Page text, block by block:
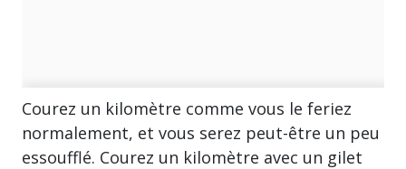
Courez un kilomètre comme vous le feriez
normalement, et vous serez peut-être un peu
essoufflé. Courez un kilomètre avec un gilet